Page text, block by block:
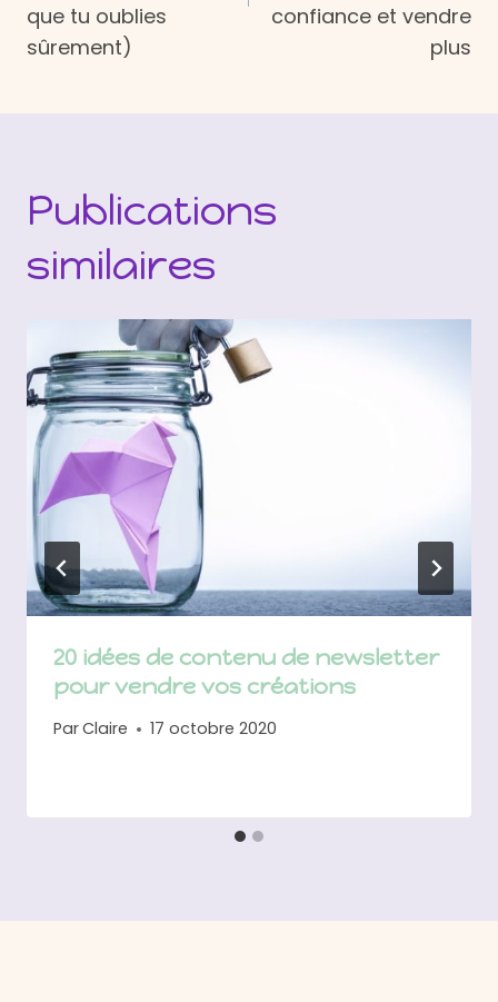
que tu oublies
sûrement)
confiance et vendre
plus
Publications
similaires
20 idées de contenu de newsletter
pour vendre vos créations
ParClaire 17 octobre 2020